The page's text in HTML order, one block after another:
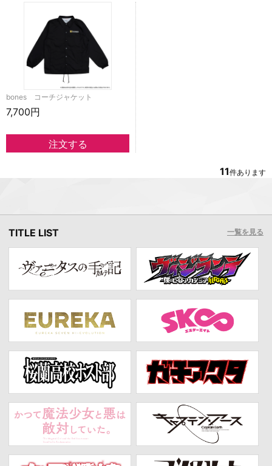
bones コーチジャケット
7,700円
11件あります
TITLE LIST 一覧を見る